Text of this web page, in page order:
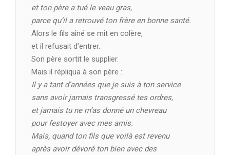
et ton père a tué le veau gras,
parce qu’il a retrouvé ton frère en bonne santé.
Alors le fils aîné se mit en colère,
et il refusait d’entrer.
Son père sortit le supplier.
Mais il répliqua à son père :
Il y a tant d’années que je suis à ton service
sans avoir jamais transgressé tes ordres,
et jamais tu ne m’as donné un chevreau
pour festoyer avec mes amis.
Mais, quand ton fils que voilà est revenu
après avoir dévoré ton bien avec des